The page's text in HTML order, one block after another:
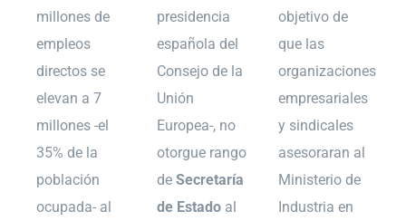
millones de
empleos
directos se
elevan a 7
millones -el
35% de la
población
ocupada- al
presidencia
española del
Consejo de la
Unión
Europea-, no
otorgue rango
deSecretaría
de Estado al
objetivo de
que las
organizaciones
empresariales
y sindicales
asesoraran al
Ministerio de
Industria en